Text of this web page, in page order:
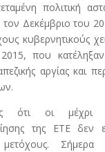
πολιτική
Δεκέμβριο του
κυβερνητικούς
που
αργίας και
ότι οι μέχρι
της ΕΤΕ δεν
μετόχους. Σήμερα